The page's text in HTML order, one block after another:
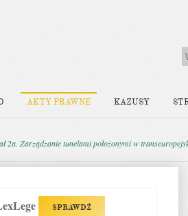
AKTY PRAWNE KAZUSY
2a. Zarządzanie tunelami położonymi w
SPRAWDŹ